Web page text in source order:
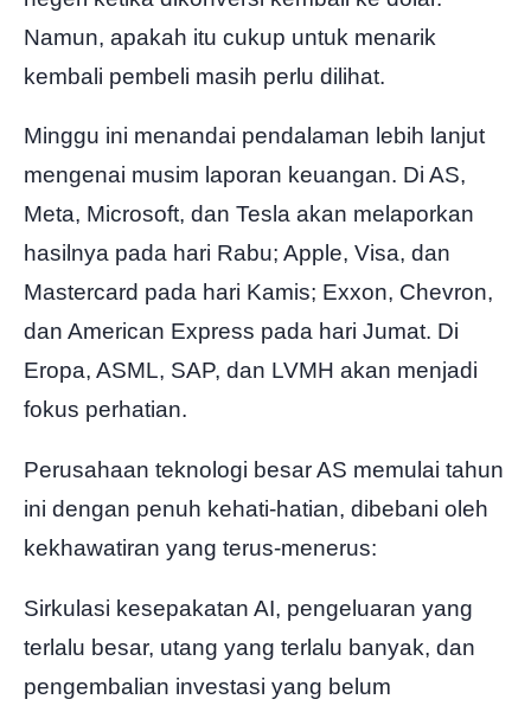
Namun, apakah itu cukup untuk menarik
kembali pembeli masih perlu dilihat.
Minggu ini menandai pendalaman lebih lanjut
mengenai musim laporan keuangan. Di AS,
Meta, Microsoft, dan Tesla akan melaporkan
hasilnya pada hari Rabu; Apple, Visa, dan
Mastercard pada hari Kamis; Exxon, Chevron,
dan American Express pada hari Jumat. Di
Eropa, ASML, SAP, dan LVMH akan menjadi
fokus perhatian.
Perusahaan teknologi besar AS memulai tahun
ini dengan penuh kehati-hatian, dibebani oleh
kekhawatiran yang terus-menerus:
Sirkulasi kesepakatan AI, pengeluaran yang
terlalu besar, utang yang terlalu banyak, dan
pengembalian investasi yang belum